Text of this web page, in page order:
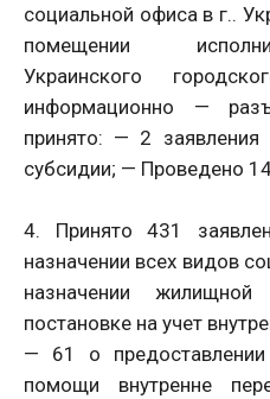
социальной офиса в г..
помещении
Украинского
информационно —
принято: — 2
субсидии; — Проведено
4. Принято 431
назначении всех видов
назначении
постановке на учет
— 61 о
помощи внутренне